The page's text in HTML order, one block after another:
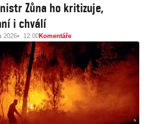
Zůna ho kritizuje,
i chválí
2026 12:00Komentáře